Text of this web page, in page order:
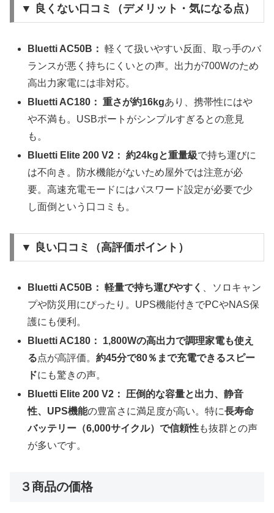
▼ 良くない口コミ（デメリット・気になる点）
Bluetti AC50B： 軽くて扱いやすい反面、取っ手のバ
ランスが悪く持ちにくいとの声。出力が700Wのため
高出力家電には非対応。
Bluetti AC180： 重さが約16kgあり、携帯性にはや
や不満も。USBポートがシンプルすぎるとの意見
も。
Bluetti Elite 200 V2： 約24kgと重量級で持ち運びに
は不向き。防水機能がないため屋外では注意が必
要。高速充電モードにはパスワード設定が必要で少
し面倒という口コミも。
▼ 良い口コミ（高評価ポイント）
Bluetti AC50B： 軽量で持ち運びやすく
、ソロキャン
プや防災用にぴったり。UPS機能付きでPCやNAS保
護にも便利。
Bluetti AC180：
1,800Wの高出力で調理家電も使え
る点が高評価。約45分で80％まで充電できるスピー
ドにも驚きの声。
Bluetti Elite 200 V2：
圧倒的な容量と出力、静音
性、UPS機能の豊富さに満足度が高い。特に長寿命
バッテリー（6,000サイクル）で信頼性も抜群との声
が多いです。
３商品の価格